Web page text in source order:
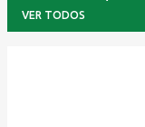
VER TODOS